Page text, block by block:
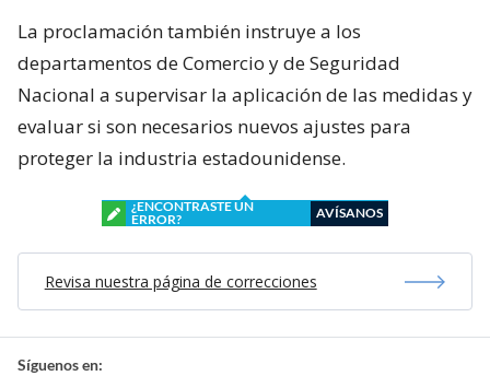
La proclamación también instruye a los
departamentos de Comercio y de Seguridad
Nacional a supervisar la aplicación de las medidas y
evaluar si son necesarios nuevos ajustes para
proteger la industria estadounidense.
¿ENCONTRASTE UN
ERROR?
AVÍSANOS
Revisa nuestra página de correcciones
Síguenos en: